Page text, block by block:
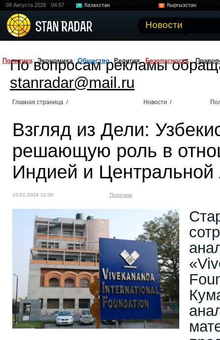
09 Августа 2026 04:57 Казахстан
Кыргызстан
Новости
Политика Экономика Общество Религия Безопасность
По вопросам рекламы
stanradar@mail.ru
Главная страница / Новости /
Взгляд из Дели:
решающую роль в
Индией и Центральной
10.01.2024 12:00 Политика